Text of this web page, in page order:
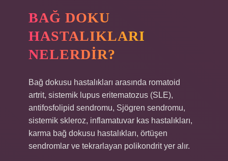
BAĞ DOKU
HASTALIKLARI
NELERDIR?
Bağ dokusu hastalıkları arasında romatoid
artrit, sistemik lupus eritematozus (SLE),
antifosfolipid sendromu, Sjögren sendromu,
sistemik skleroz, inflamatuvar kas hastalıkları,
karma bağ dokusu hastalıkları, örtüşen
sendromlar ve tekrarlayan polikondrit yer alır.